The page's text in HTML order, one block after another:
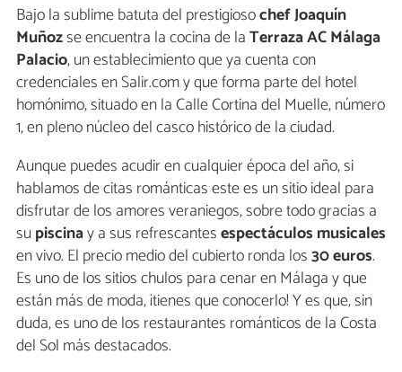
Bajo la sublime batuta del prestigiosochef Joaquín
Muñozse encuentra la cocina de laTerraza AC Málaga
Palacio, un establecimiento que ya cuenta con
credenciales en Salir.com y que forma parte del hotel
homónimo, situado en la Calle Cortina del Muelle, número
1, en pleno núcleo del casco histórico de la ciudad.
Aunque puedes acudir en cualquier época del año, si
hablamos de citas románticas este es un sitio ideal para
disfrutar de los amores veraniegos, sobre todo gracias a
supiscinay a sus refrescantesespectáculos musicales
en vivo. El precio medio del cubierto ronda los30 euros.
Es uno de los sitios chulos para cenar en Málaga y que
están más de moda, ¡tienes que conocerlo! Y es que, sin
duda, es uno de los restaurantes románticos de la Costa
del Sol más destacados.